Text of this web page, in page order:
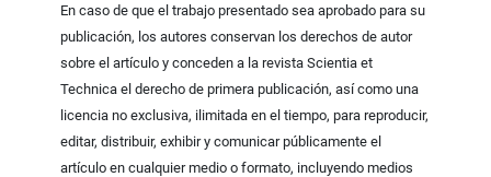
En caso de que el trabajo presentado sea aprobado para su
publicación, los autores conservan los derechos de autor
sobre el artículo y conceden a la revista Scientia et
Technica el derecho de primera publicación, así como una
licencia no exclusiva, ilimitada en el tiempo, para reproducir,
editar, distribuir, exhibir y comunicar públicamente el
artículo en cualquier medio o formato, incluyendo medios